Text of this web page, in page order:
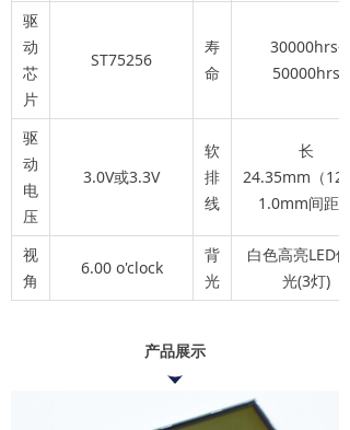
驱
动
芯
片
ST75256
寿
命
30000hrs-
50000hrs
驱
动
电
压
3.0V或3.3V
软
排
线
长
24.35mm（
1.0mm间距）
视
角
6.00 o'clock
背
光
白色高亮LED侧
光(3灯)
产品展示